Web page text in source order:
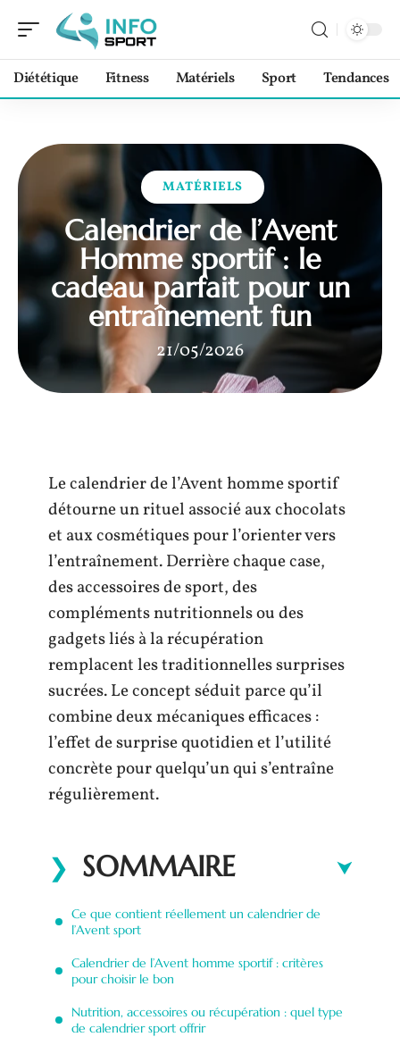
Diététique Fitness Matériels Sport Tendances
MATÉRIELS
Calendrier de l’Avent
Homme sportif : le
cadeau parfait pour un
entraînement fun
21/05/2026
Le calendrier de l’Avent homme sportif
détourne un rituel associé aux chocolats
et aux cosmétiques pour l’orienter vers
l’entraînement. Derrière chaque case,
des accessoires de sport, des
compléments nutritionnels ou des
gadgets liés à la récupération
remplacent les traditionnelles surprises
sucrées. Le concept séduit parce qu’il
combine deux mécaniques efficaces :
l’effet de surprise quotidien et l’utilité
concrète pour quelqu’un qui s’entraîne
régulièrement.
SOMMAIRE
Ce que contient réellement un calendrier de
l’Avent sport
Calendrier de l’Avent homme sportif : critères
pour choisir le bon
Nutrition, accessoires ou récupération : quel type
de calendrier sport offrir